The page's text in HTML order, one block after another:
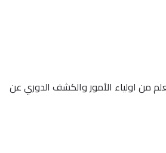
من اولياء الأمور والكشف الدوري عن